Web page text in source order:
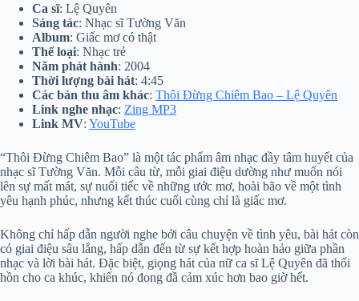
Ca sĩ: Lệ Quyên
Sáng tác: Nhạc sĩ Tường Văn
Album: Giấc mơ có thật
Thể loại: Nhạc trẻ
Năm phát hành: 2004
Thời lượng bài hát: 4:45
Các bản thu âm khác: Thôi Đừng Chiêm Bao – Lệ Quyên
Link nghe nhạc: Zing MP3
Link MV: YouTube
“Thôi Đừng Chiêm Bao” là một tác phẩm âm nhạc đầy tâm huyết của
nhạc sĩ Tường Văn. Mỗi câu từ, mỗi giai điệu dường như muốn nói
lên sự mất mát, sự nuối tiếc về những ước mơ, hoài bão về một tình
yêu hạnh phúc, nhưng kết thúc cuối cùng chỉ là giấc mơ.
Không chỉ hấp dẫn người nghe bởi câu chuyện về tình yêu, bài hát còn
có giai điệu sâu lắng, hấp dẫn đến từ sự kết hợp hoàn hảo giữa phần
nhạc và lời bài hát. Đặc biệt, giọng hát của nữ ca sĩ Lệ Quyên đã thổi
hồn cho ca khúc, khiến nó đong đầ cảm xúc hơn bao giờ hết.